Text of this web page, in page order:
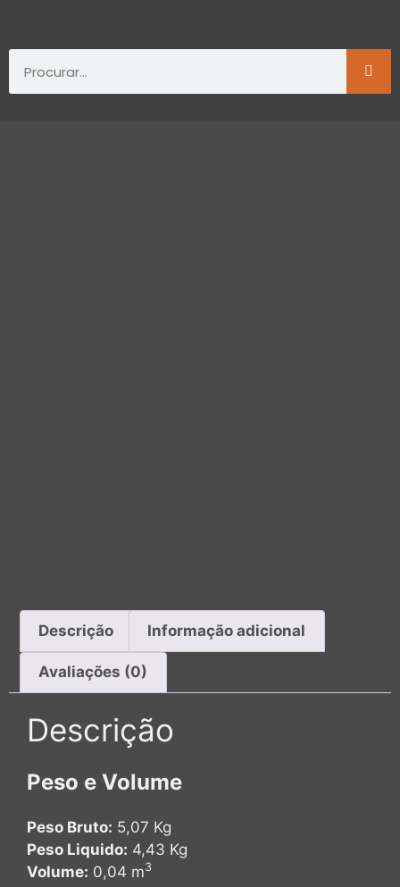
Descrição Informação adicional
Avaliações (0)
Descrição
Peso e Volume
Peso Bruto: 5,07 Kg
Peso Liquido: 4,43 Kg
Volume: 0,04 m3